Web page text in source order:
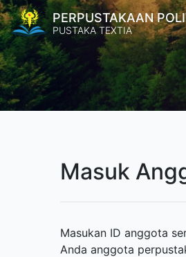
PERPUSTAKAAN
PUSTAKA TEXTIA
Masuk
Masukan ID anggota
Anda anggota